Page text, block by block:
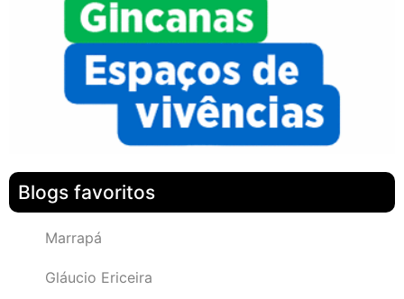
Blogs favoritos
Marrapá
Gláucio Ericeira